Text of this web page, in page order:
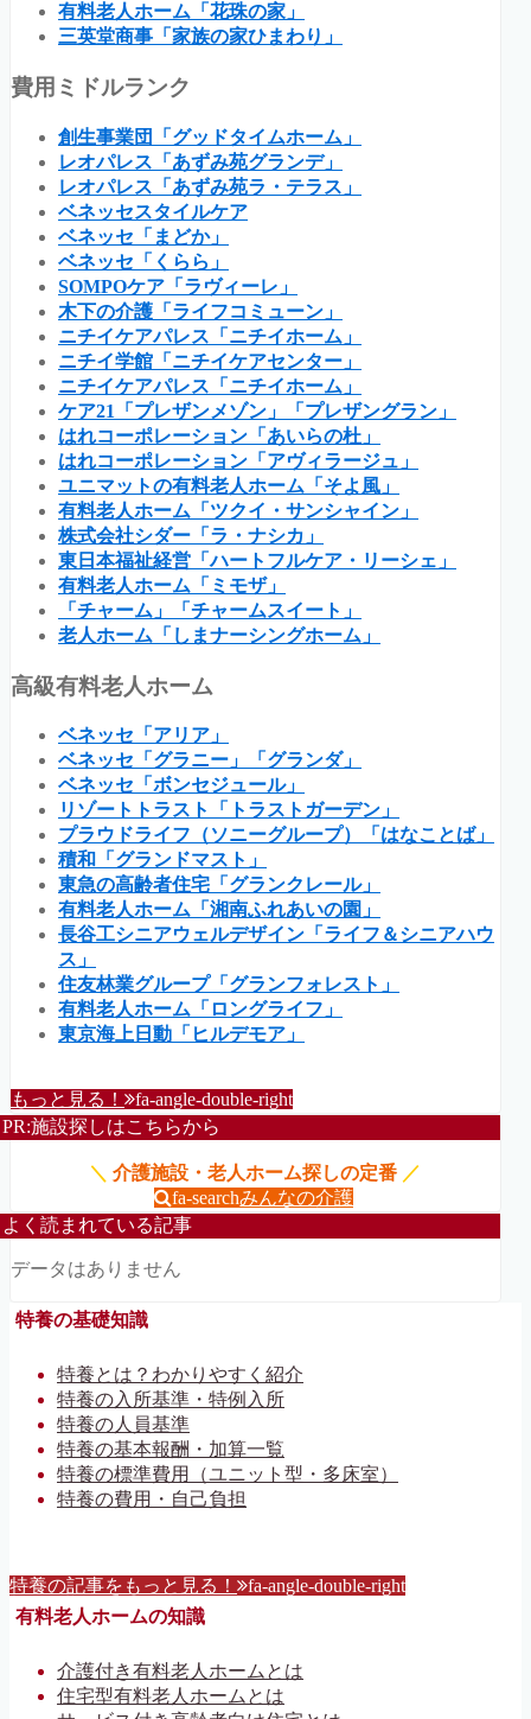
有料老人ホーム「花珠の家」
三英堂商事「家族の家ひまわり」
費用ミドルランク
創生事業団「グッドタイムホーム」
レオパレス「あずみ苑グランデ」
レオパレス「あずみ苑ラ・テラス」
ベネッセスタイルケア
ベネッセ「まどか」
ベネッセ「くらら」
SOMPOケア「ラヴィーレ」
木下の介護「ライフコミューン」
ニチイケアパレス「ニチイホーム」
ニチイ学館「ニチイケアセンター」
ニチイケアパレス「ニチイホーム」
ケア21「プレザンメゾン」「プレザングラン」
はれコーポレーション「あいらの杜」
はれコーポレーション「アヴィラージュ」
ユニマットの有料老人ホーム「そよ風」
有料老人ホーム「ツクイ・サンシャイン」
株式会社シダー「ラ・ナシカ」
東日本福祉経営「ハートフルケア・リーシェ」
有料老人ホーム「ミモザ」
「チャーム」「チャームスイート」
老人ホーム「しまナーシングホーム」
高級有料老人ホーム
ベネッセ「アリア」
ベネッセ「グラニー」「グランダ」
ベネッセ「ボンセジュール」
リゾートトラスト「トラストガーデン」
プラウドライフ（ソニーグループ）「はなことば」
積和「グランドマスト」
東急の高齢者住宅「グランクレール」
有料老人ホーム「湘南ふれあいの園」
長谷工シニアウェルデザイン「ライフ＆シニアハウ
ス」
住友林業グループ「グランフォレスト」
有料老人ホーム「ロングライフ」
東京海上日動「ヒルデモア」
もっと見る！ fa-angle-double-right
PR:施設探しはこちらから
＼ 介護施設・老人ホーム探しの定番 ／
fa-searchみんなの介護
よく読まれている記事
データはありません
特養の基礎知識
特養とは？わかりやすく紹介
特養の入所基準・特例入所
特養の人員基準
特養の基本報酬・加算一覧
特養の標準費用（ユニット型・多床室）
特養の費用・自己負担
特養の記事をもっと見る！ fa-angle-double-right
有料老人ホームの知識
介護付き有料老人ホームとは
住宅型有料老人ホームとは